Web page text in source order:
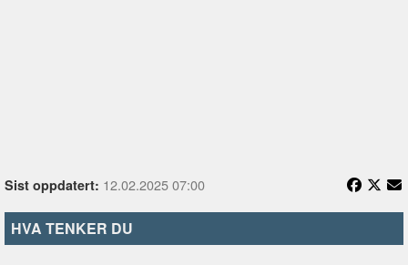
Sist oppdatert: 12.02.2025 07:00
HVA TENKER DU